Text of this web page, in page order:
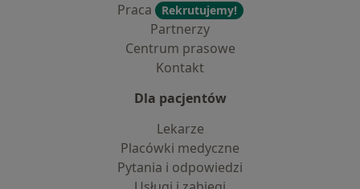
Praca
Rekrutujemy!
Partnerzy
Centrum prasowe
Kontakt
Dla pacjentów
Lekarze
Placówki medyczne
Pytania i odpowiedzi